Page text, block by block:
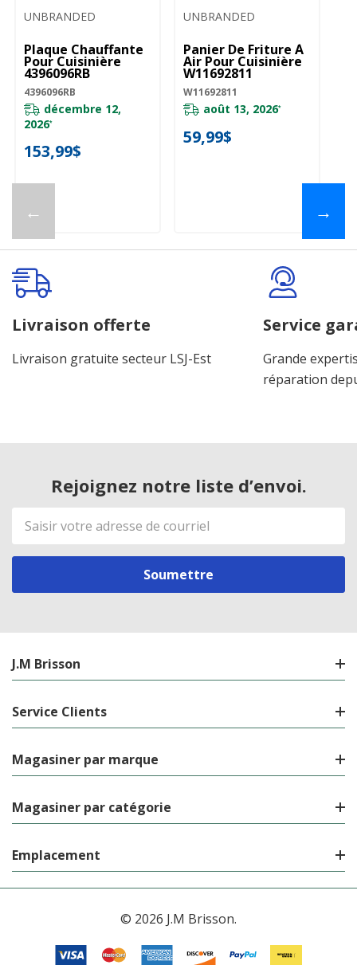
←
UNBRANDED
Plaque Chauffante
Pour Cuisinière
4396096RB
4396096RB
décembre 12,
2026*
153,99$
UNBRANDED
Panier De Friture À
Air Pour Cuisinière
W11692811
W11692811
août 13, 2026*
59,99$
→
Livraison offerte
Livraison gratuite secteur LSJ-Est
Service
Grande
réparation
Rejoignez notre liste d’envoi.
Adresse
de
courriel
J.M Brisson
Service Clients
Magasiner par marque
Magasiner par catégorie
Emplacement
© 2026 J.M Brisson.